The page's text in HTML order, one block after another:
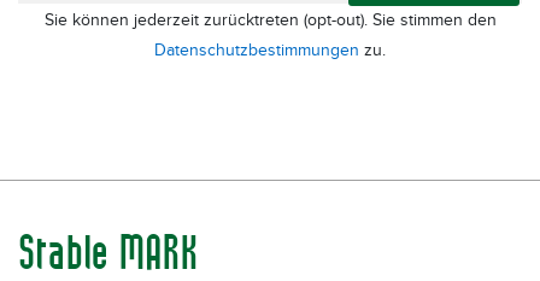
Sie können jederzeit zurücktreten (opt-out). Sie stimmen den
Datenschutzbestimmungen zu.
Stable MARK